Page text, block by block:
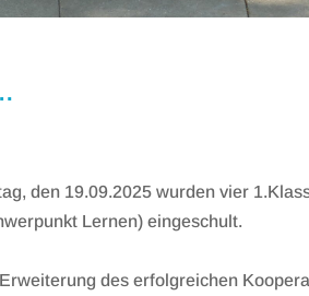
den 19.09.2025 wurden vier
Lernen) eingeschult.
des erfolgreichen